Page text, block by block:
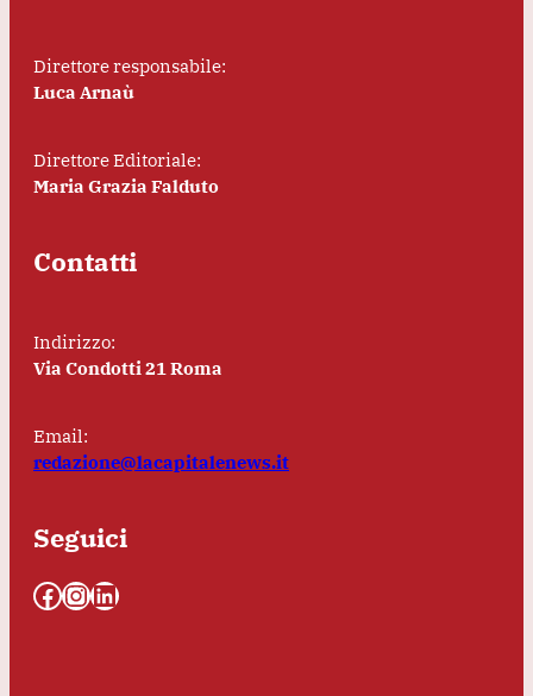
Direttore responsabile:
Luca Arnaù
Direttore Editoriale:
Maria Grazia Falduto
Contatti
Indirizzo:
Via Condotti 21 Roma
Email:
redazione@lacapitalenews.it
Seguici
Facebook InstagramLinkedIn